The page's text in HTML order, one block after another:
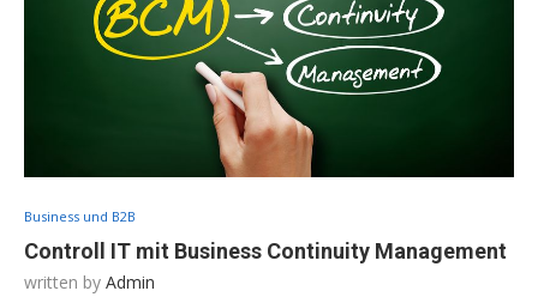
Business und B2B
Controll IT mit Business Continuity Management
written by Admin